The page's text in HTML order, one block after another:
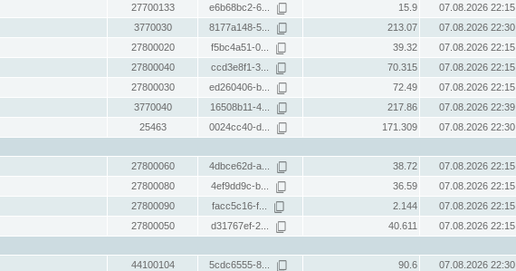
27700133 e6b68bc2-6... 15.9
07.08.2026 22:15
3770030 8177a148-5... 213.07
07.08.2026 22:30
27800020 f5bc4a51-0... 39.32
07.08.2026 22:15
27800040 ccd3e8f1-3... 70.315
07.08.2026 22:15
27800030 ed260406-b... 72.49
07.08.2026 22:15
3770040 16508b11-4... 217.86
07.08.2026 22:39
25463 0024cc40-d... 171.309
07.08.2026 22:30
27800060 4dbce62d-a... 38.72
07.08.2026 22:15
27800080 4ef9dd9c-b... 36.59
07.08.2026 22:15
27800090 facc5c16-f... 2.144
07.08.2026 22:15
27800050 d31767ef-2... 40.611
07.08.2026 22:15
44100104 5cdc6555-8... 90.6
07.08.2026 22:30